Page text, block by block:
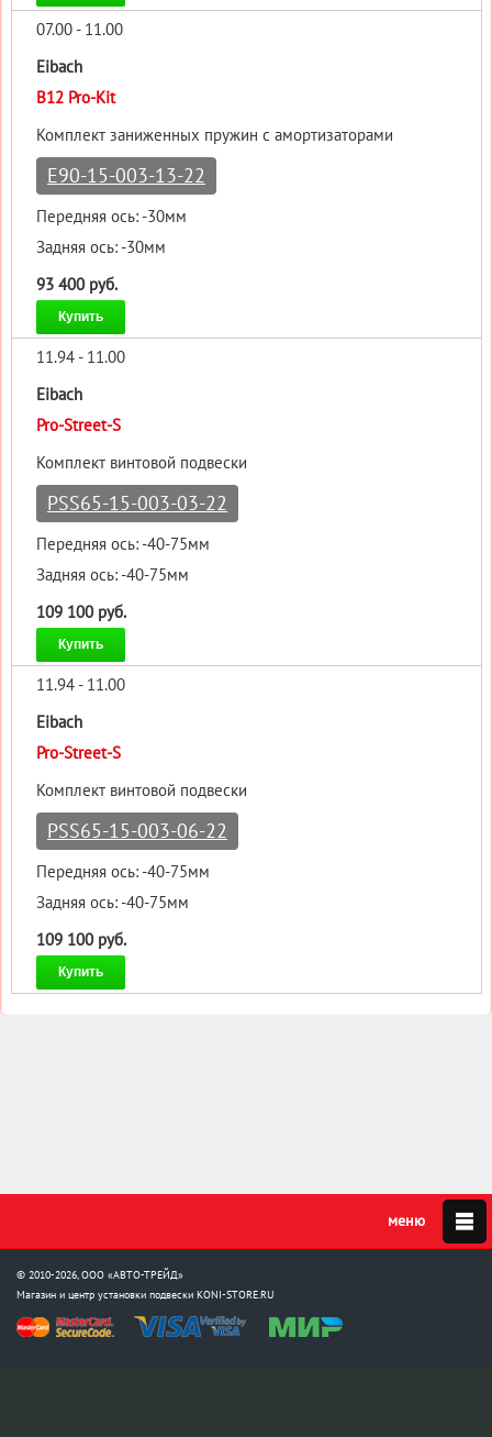
07.00 - 11.00
Eibach
B12 Pro-Kit
Комплект заниженных пружин с амортизаторами
E90-15-003-13-22
Передняя ось: -30мм
Задняя ось: -30мм
93 400 руб.
Купить
11.94 - 11.00
Eibach
Pro-Street-S
Комплект винтовой подвески
PSS65-15-003-03-22
Передняя ось: -40-75мм
Задняя ось: -40-75мм
109 100 руб.
Купить
11.94 - 11.00
Eibach
Pro-Street-S
Комплект винтовой подвески
PSS65-15-003-06-22
Передняя ось: -40-75мм
Задняя ось: -40-75мм
109 100 руб.
Купить
© 2010-2026, ООО «АВТО-ТРЕЙД»
Магазин и центр установки подвески KONI-STORE.RU